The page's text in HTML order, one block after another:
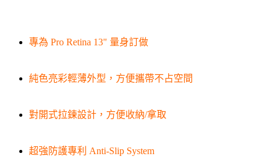
專為 Pro Retina 13" 量身訂做
純色亮彩輕薄外型，方便攜帶不占空間
對開式拉鍊設計，方便收納/拿取
超強防護專利 Anti-Slip System